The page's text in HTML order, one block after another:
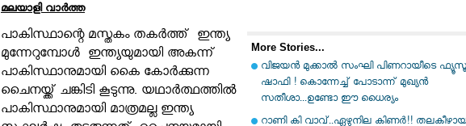
മലയാളി വാര്‍ത്ത
More Stories...
വിജയന്‍ മുക്കാല്‍ സംഘി പിണറായീടെ
ഷാഫി ! കൊന്നേച്ച് പോടാന്ന് മുഖ്യന്‍
സതീശാ...ഉണ്ടോ ഈ ധൈര്യം
റാണി കി വാവ്..ഏഴുനില കിണർ!!
പാകിസ്ഥാന്റെ മസ്തകം തകർത്ത് ഇന്ത്യ
മുന്നേറുമ്പോൾ ഇന്ത്യയുമായി അകന്ന്
പാകിസ്ഥാനുമായി കൈ കോർക്കുന്ന
ചൈനയ്ക്ക് ചങ്കിടി കൂടുന്നു. യഥാർത്ഥത്തിൽ
പാകിസ്ഥാനുമായി മാത്രമല്ല ഇന്ത്യ